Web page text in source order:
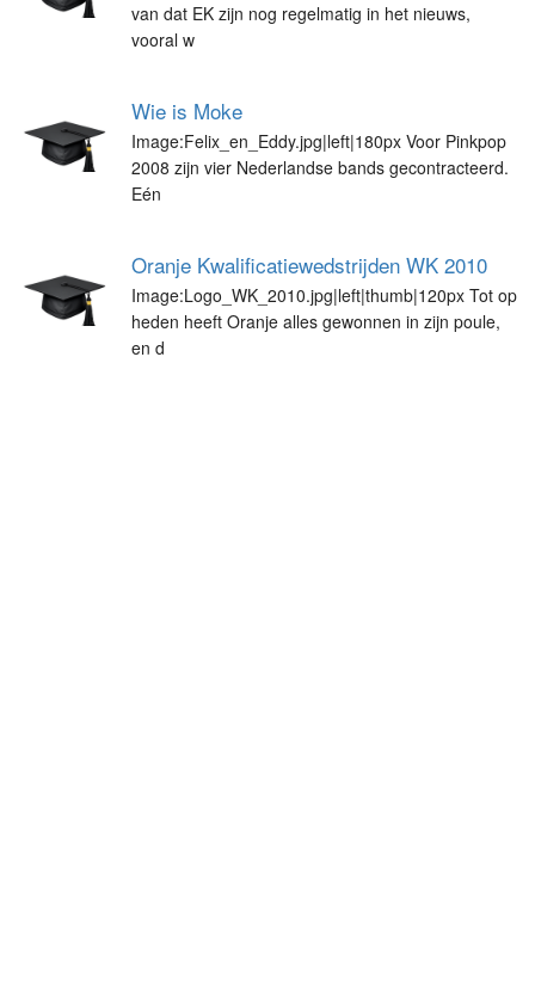
van dat EK zijn nog regelmatig in het nieuws,
vooral w
Wie is Moke
Image:Felix_en_Eddy.jpg|left|180px Voor Pinkpop
2008 zijn vier Nederlandse bands gecontracteerd.
Eén
Oranje Kwalificatiewedstrijden WK 2010
Image:Logo_WK_2010.jpg|left|thumb|120px Tot op
heden heeft Oranje alles gewonnen in zijn poule,
en d